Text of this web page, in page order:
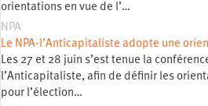
orientations en vue de l’…
NPA
Le NPA-l’Anticapitaliste adopte une
Les 27 et 28 juin s’est tenue la
l’Anticapitaliste, afin de définir les
pour l’élection…